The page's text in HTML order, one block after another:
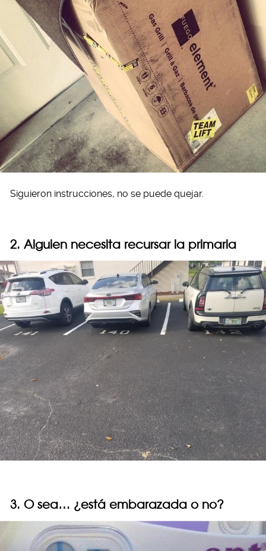
Siguieron instrucciones, no se puede quejar.
2. Alguien necesita recursar la primaria
3. O sea… ¿está embarazada o no?